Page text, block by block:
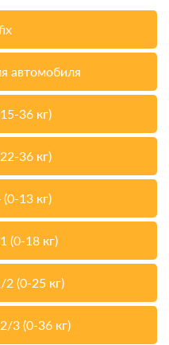
автомобиля
36 кг)
36 кг)
(0-13 кг)
(0-18 кг)
2 (0-25 кг)
3 (0-36 кг)